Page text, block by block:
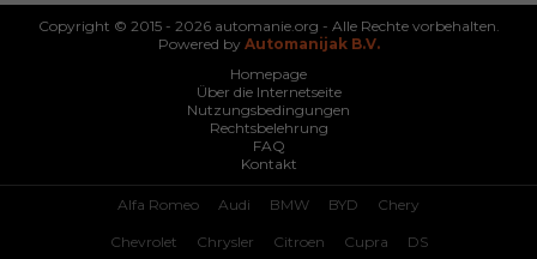
Copyright © 2015 - 2026 automanie.org - Alle Rechte vorbehalten.
Powered by Automanijak B.V.
Homepage
Über die Internetseite
Nutzungsbedingungen
Rechtsbelehrung
FAQ
Kontakt
Alfa Romeo Audi BMW BYD Chery
Chevrolet Chrysler Citroen Cupra DS